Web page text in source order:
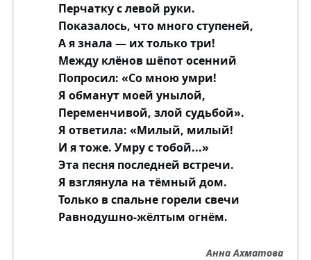
Перчатку с левой руки.
Показалось, что много ступеней,
А я знала — их только три!
Между клёнов шёпот осенний
Попросил: «Со мною умри!
Я обманут моей унылой,
Переменчивой, злой судьбой».
Я ответила: «Милый, милый!
И я тоже. Умру с тобой...»
Эта песня последней встречи.
Я взглянула на тёмный дом.
Только в спальне горели свечи
Равнодушно-жёлтым огнём.
Анна Ахматова